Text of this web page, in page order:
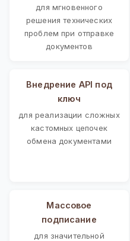
для мгновенного
решения технических
проблем при отправке
документов
Внедрение API под
ключ
для реализации сложных
кастомных цепочек
обмена документами
Массовое
подписание
для значительной